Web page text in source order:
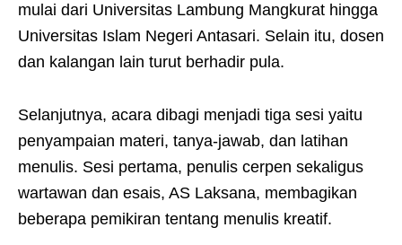
mulai dari Universitas Lambung Mangkurat hingga
Universitas Islam Negeri Antasari. Selain itu, dosen
dan kalangan lain turut berhadir pula.
Selanjutnya, acara dibagi menjadi tiga sesi yaitu
penyampaian materi, tanya-jawab, dan latihan
menulis. Sesi pertama, penulis cerpen sekaligus
wartawan dan esais, AS Laksana, membagikan
beberapa pemikiran tentang menulis kreatif.